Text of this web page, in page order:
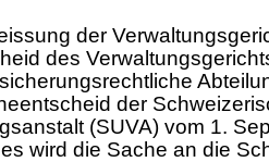
der
des
der
(SUVA) vom 1.
wird die Sache an die